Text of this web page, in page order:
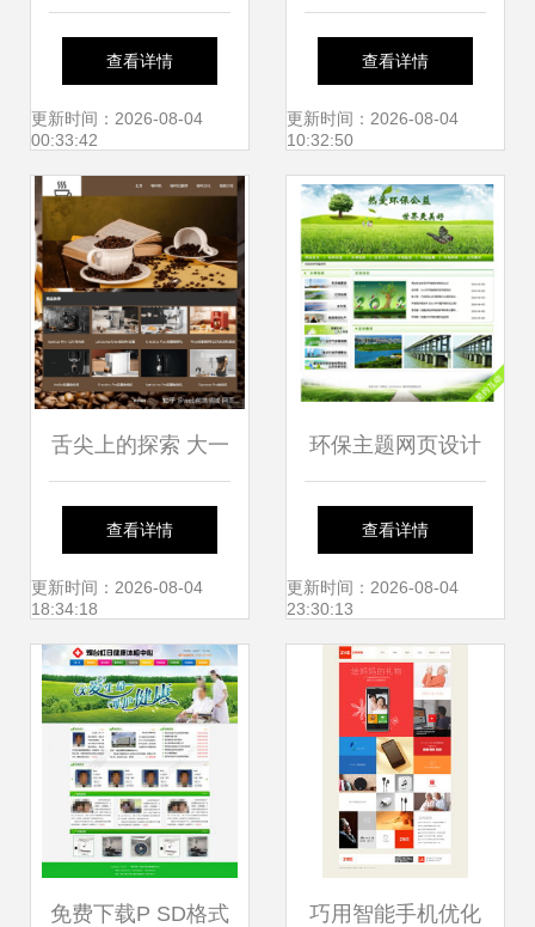
页设计模板 打造高
质量视觉体验
查看详情
更新时间：2026-08-04
00:33:42
用品展示版网页设
计制作崭新诠释
查看详情
更新时间：2026-08-04
10:32:50
舌尖上的探索 大一
学生Web课程设计
之美食主题网页制
作
查看详情
更新时间：2026-08-04
18:34:18
环保主题网页设计
作业 简单易学的网
页制作指南
查看详情
更新时间：2026-08-04
23:30:13
免费下载P SD格式 巧用智能手机优化